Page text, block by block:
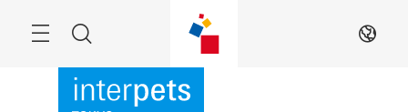
Search JA